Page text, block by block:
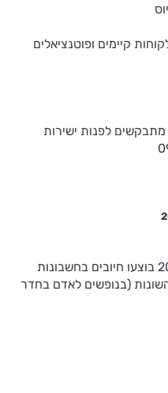
קיימים ופוטנציאלים
לפנות ישירות
חודש יוני 2012 בוצעו חיובים בחשבונות
(בנופשים לאדם בחדר